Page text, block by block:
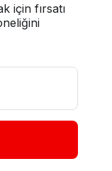
için fırsatı